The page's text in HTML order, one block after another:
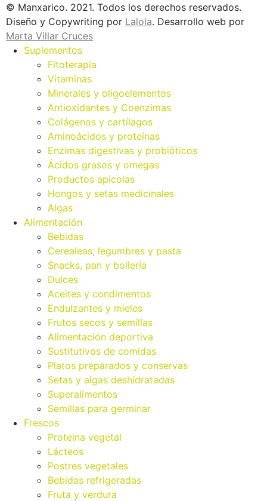
© Manxarico. 2021. Todos los derechos reservados.
Diseño y Copywriting por Lalola. Desarrollo web por
Marta Villar Cruces
Suplementos
Fitoterapia
Vitaminas
Minerales y oligoelementos
Antioxidantes y Coenzimas
Colágenos y cartílagos
Aminoácidos y proteínas
Enzimas digestivas y probióticos
Ácidos grasos y omegas
Productos apícolas
Hongos y setas medicinales
Algas
Alimentación
Bebidas
Cerealeas, legumbres y pasta
Snacks, pan y bollería
Dulces
Aceites y condimentos
Endulzantes y mieles
Frutos secos y semillas
Alimentación deportiva
Sustitutivos de comidas
Platos preparados y conservas
Setas y algas deshidratadas
Superalimentos
Semillas para germinar
Frescos
Proteina vegetal
Lácteos
Postres vegetales
Bebidas refrigeradas
Fruta y verdura